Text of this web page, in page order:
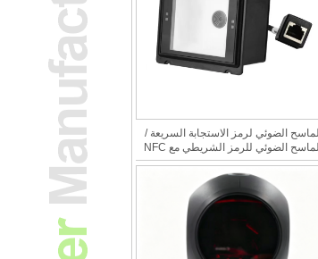
الماسح الضوئي لرمز الاستجابة السريعة /
الماسح الضوئي للرمز الشريطي مع NFC